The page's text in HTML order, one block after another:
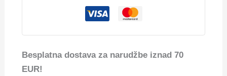
Besplatna dostava za narudžbe iznad 70
EUR!